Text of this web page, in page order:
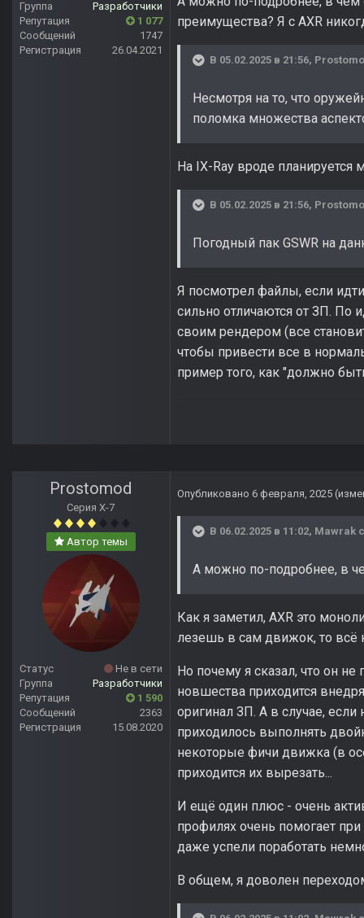
Группа
Разработчики
Репутация
1 077
Сообщений
1747
Регистрация
26.04.2021
преимущества? Я с AXR
В 05.02.2025 в 21:56,
Несмотря на то, что
поломка множества
На IX-Ray вроде
В 05.02.2025 в 21:56,
Погодный пак GSWR на
Я посмотрел файлы, если
сильно отличаются от ЗП. По
своим рендером (все
чтобы привести все в
пример того, как "должно
Prostomod
Серия Х-7
Автор темы
Статус
Не в сети
Группа
Разработчики
Репутация
1 590
Сообщений
2363
Регистрация
15.08.2020
Опубликовано 6 февраля, 2025
В 06.02.2025 в 11:02, Mawrak
А можно по-подробнее, в
Как я заметил, AXR это
лезешь в сам движок, то всё
Но почему я сказал, что он
новшества приходится
оригинал ЗП. А в случае,
приходилось выполнять
некоторые фичи движка (в
приходится их вырезать...
И ещё один плюс - очень
профилях очень помогает
даже успели поработать
В общем, я доволен